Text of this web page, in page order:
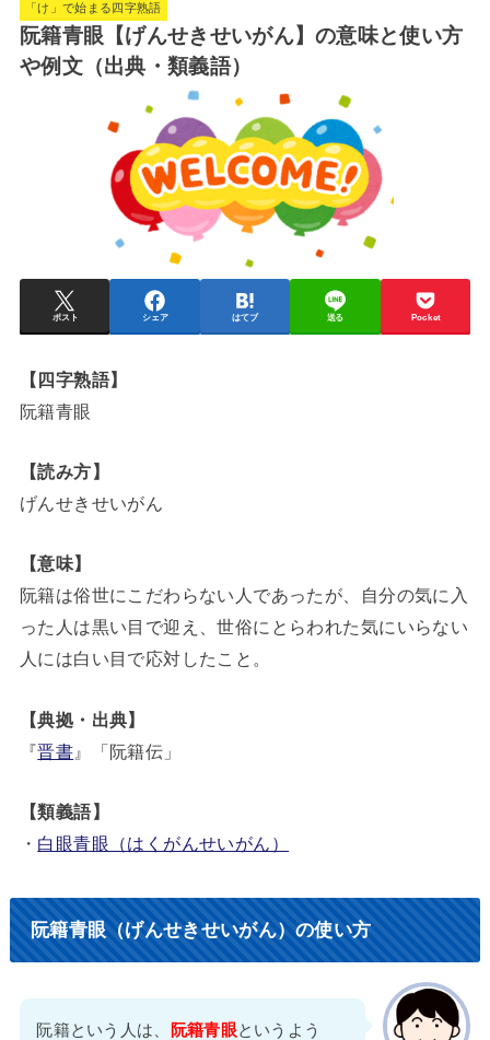
「け」で始まる四字熟語
阮籍青眼【げんせきせいがん】の意味と使い方
や例文（出典・類義語）
ポスト シェア はてブ 送る Pocket
【四字熟語】
阮籍青眼
【読み方】
げんせきせいがん
【意味】
阮籍は俗世にこだわらない人であったが、自分の気に入
った人は黒い目で迎え、世俗にとらわれた気にいらない
人には白い目で応対したこと。
【典拠・出典】
『晋書 』「阮籍伝」
【類義語】
・ 白眼青眼（はくがんせいがん）
阮籍青眼（げんせきせいがん）の使い方
阮籍という人は、 阮籍青眼というよう